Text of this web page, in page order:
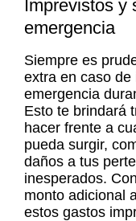
Imprevistos y
emergencia
Siempre es
extra en caso
emergencia
Esto te brindará
hacer frente a
pueda surgir,
daños a tus
inesperados.
monto adicional
estos gastos